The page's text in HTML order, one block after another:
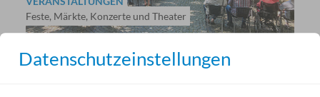
Feste, Märkte, Konzerte und Theater
Datenschutzeinstellungen